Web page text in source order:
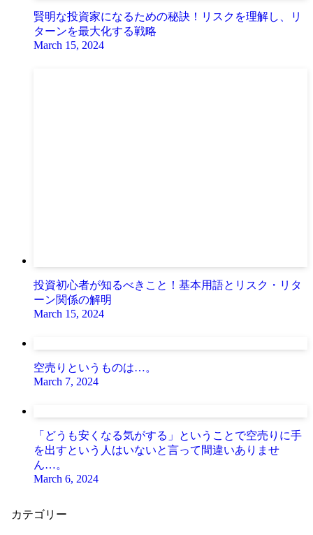
賢明な投資家になるための秘訣！リスクを理解し、リ
ターンを最大化する戦略
March 15, 2024
投資初心者が知るべきこと！基本用語とリスク・リタ
ーン関係の解明
March 15, 2024
空売りというものは…。
March 7, 2024
「どうも安くなる気がする」ということで空売りに手
を出すという人はいないと言って間違いありませ
ん…。
March 6, 2024
カテゴリー